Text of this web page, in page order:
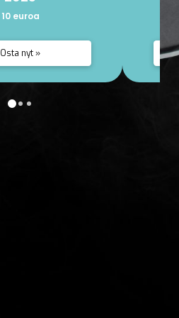
10 euroa
Osta nyt »
0 1 2